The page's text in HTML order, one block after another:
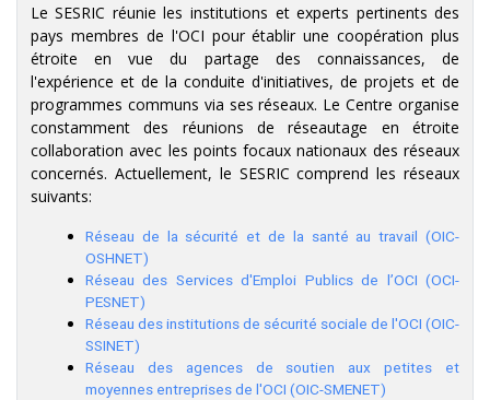
Le SESRIC réunie les institutions et experts pertinents des
pays membres de l'OCI pour établir une coopération plus
étroite en vue du partage des connaissances, de
l'expérience et de la conduite d'initiatives, de projets et de
programmes communs via ses réseaux. Le Centre organise
constamment des réunions de réseautage en étroite
collaboration avec les points focaux nationaux des réseaux
concernés. Actuellement, le SESRIC comprend les réseaux
suivants:
Réseau de la sécurité et de la santé au travail (OIC-
OSHNET)
Réseau des Services d'Emploi Publics de l’OCI (OCI-
PESNET)
Réseau des institutions de sécurité sociale de l'OCI (OIC-
SSINET)
Réseau des agences de soutien aux petites et
moyennes entreprises de l'OCI (OIC-SMENET)